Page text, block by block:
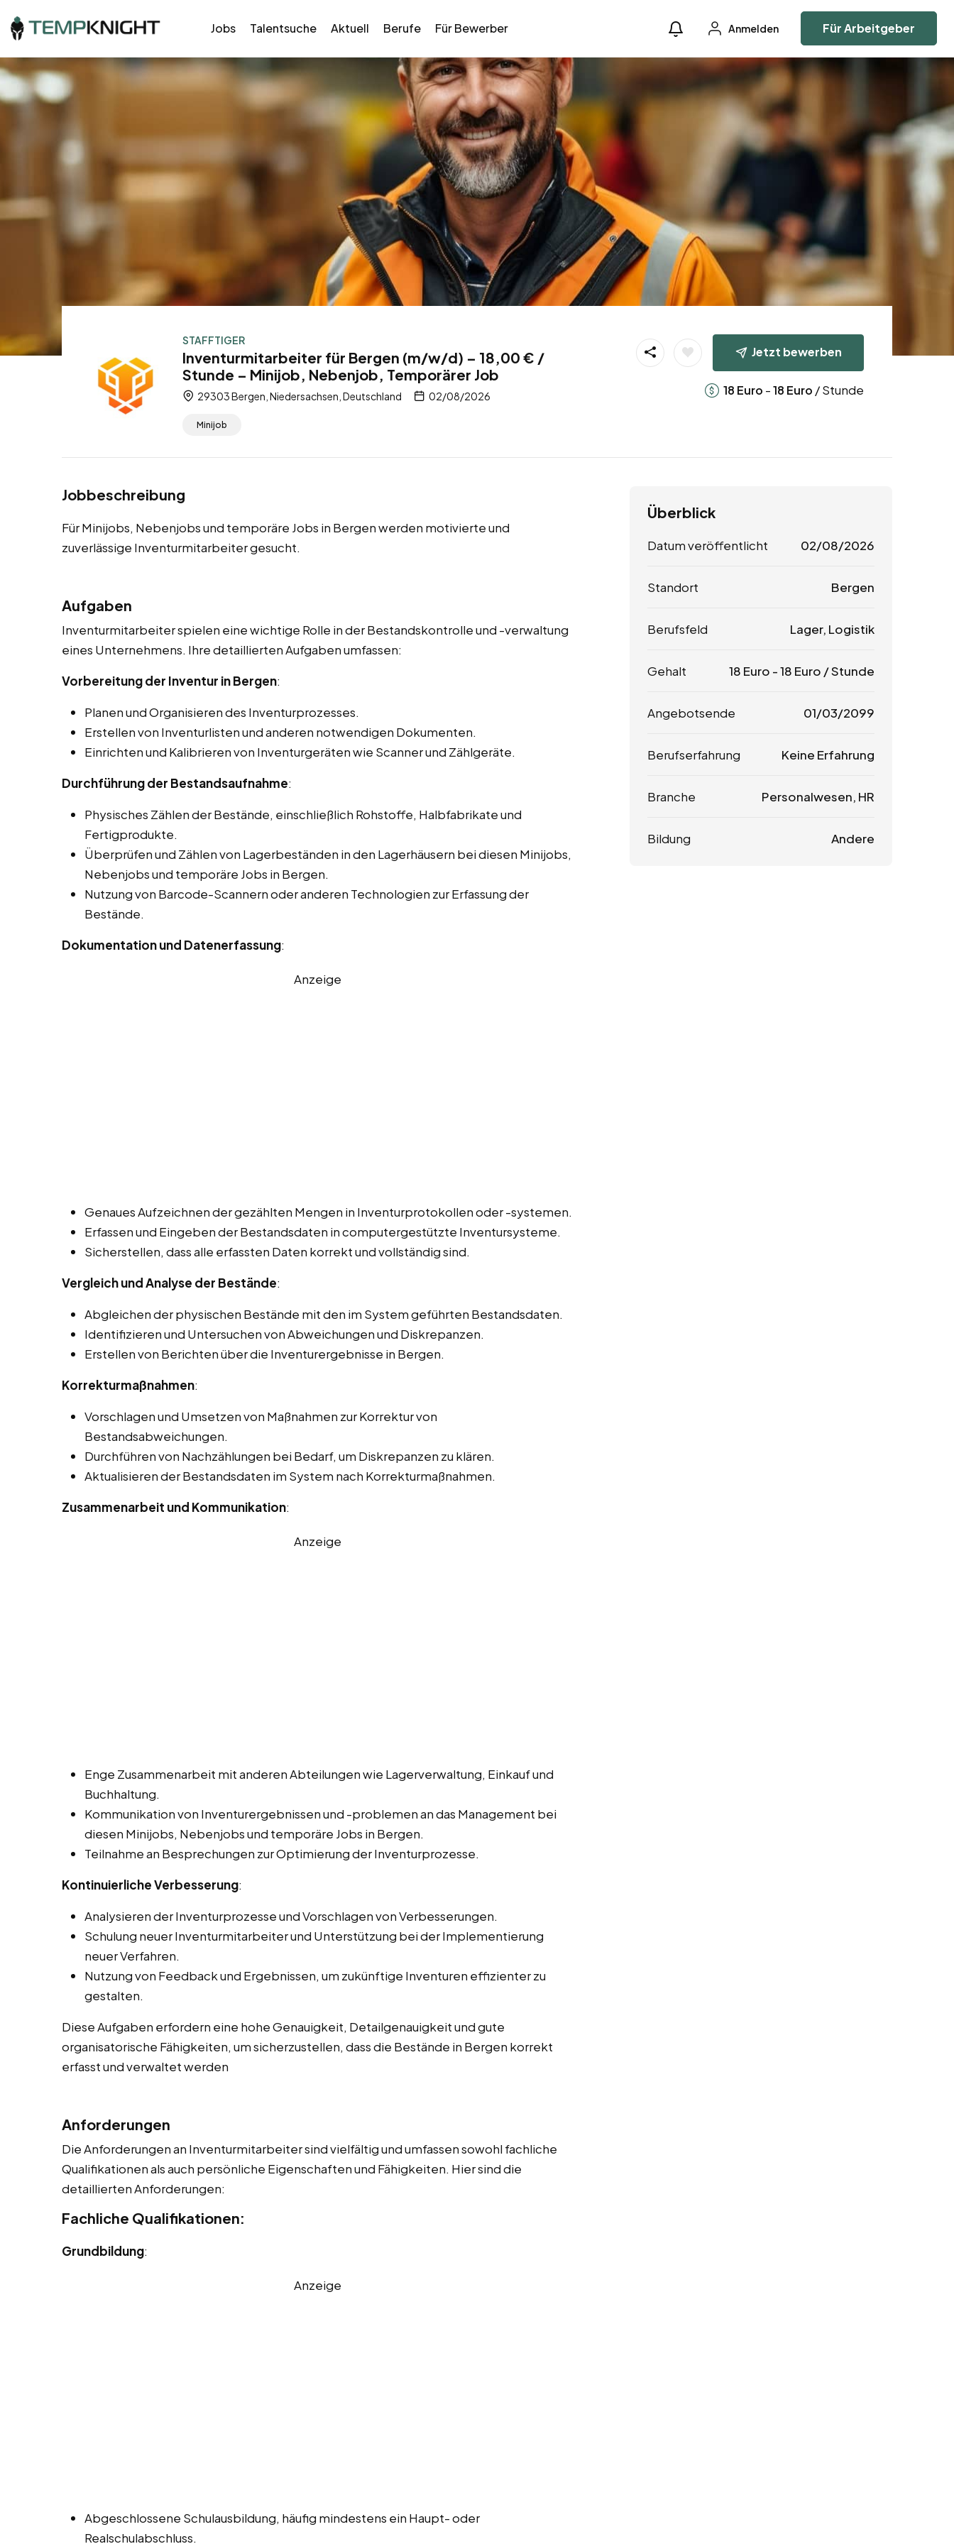
Jobs Talentsuche Aktuell Berufe Für Bewerber Anmelden Für Arbeitgeber
STAFFTIGER
Inventurmitarbeiter für Bergen (m/w/d) – 18,00 € /
Stunde – Minijob, Nebenjob, Temporärer Job
29303 Bergen, Niedersachsen, Deutschland 02/08/2026
Minijob
Jetzt bewerben
18 Euro -18 Euro / Stunde
Jobbeschreibung
Für Minijobs, Nebenjobs und temporäre Jobs in Bergen werden motivierte und
zuverlässige Inventurmitarbeiter gesucht.
Aufgaben
Inventurmitarbeiter spielen eine wichtige Rolle in der Bestandskontrolle und -verwaltung
eines Unternehmens. Ihre detaillierten Aufgaben umfassen:
Vorbereitung der Inventur in Bergen:
Planen und Organisieren des Inventurprozesses.
Erstellen von Inventurlisten und anderen notwendigen Dokumenten.
Einrichten und Kalibrieren von Inventurgeräten wie Scanner und Zählgeräte.
Durchführung der Bestandsaufnahme:
Physisches Zählen der Bestände, einschließlich Rohstoffe, Halbfabrikate und
Fertigprodukte.
Überprüfen und Zählen von Lagerbeständen in den Lagerhäusern bei diesen Minijobs,
Nebenjobs und temporäre Jobs in Bergen.
Nutzung von Barcode-Scannern oder anderen Technologien zur Erfassung der
Bestände.
Dokumentation und Datenerfassung:
Anzeige
Genaues Aufzeichnen der gezählten Mengen in Inventurprotokollen oder -systemen.
Erfassen und Eingeben der Bestandsdaten in computergestützte Inventursysteme.
Sicherstellen, dass alle erfassten Daten korrekt und vollständig sind.
Vergleich und Analyse der Bestände:
Abgleichen der physischen Bestände mit den im System geführten Bestandsdaten.
Identifizieren und Untersuchen von Abweichungen und Diskrepanzen.
Erstellen von Berichten über die Inventurergebnisse in Bergen.
Korrekturmaßnahmen:
Vorschlagen und Umsetzen von Maßnahmen zur Korrektur von
Bestandsabweichungen.
Durchführen von Nachzählungen bei Bedarf, um Diskrepanzen zu klären.
Aktualisieren der Bestandsdaten im System nach Korrekturmaßnahmen.
Zusammenarbeit und Kommunikation:
Anzeige
Enge Zusammenarbeit mit anderen Abteilungen wie Lagerverwaltung, Einkauf und
Buchhaltung.
Kommunikation von Inventurergebnissen und -problemen an das Management bei
diesen Minijobs, Nebenjobs und temporäre Jobs in Bergen.
Teilnahme an Besprechungen zur Optimierung der Inventurprozesse.
Kontinuierliche Verbesserung:
Analysieren der Inventurprozesse und Vorschlagen von Verbesserungen.
Schulung neuer Inventurmitarbeiter und Unterstützung bei der Implementierung
neuer Verfahren.
Nutzung von Feedback und Ergebnissen, um zukünftige Inventuren effizienter zu
gestalten.
Diese Aufgaben erfordern eine hohe Genauigkeit, Detailgenauigkeit und gute
organisatorische Fähigkeiten, um sicherzustellen, dass die Bestände in Bergen korrekt
erfasst und verwaltet werden
Anforderungen
Die Anforderungen an Inventurmitarbeiter sind vielfältig und umfassen sowohl fachliche
Qualifikationen als auch persönliche Eigenschaften und Fähigkeiten. Hier sind die
detaillierten Anforderungen:
Fachliche Qualifikationen:
Grundbildung:
Anzeige
Abgeschlossene Schulausbildung, häufig mindestens ein Haupt- oder
Realschulabschluss.
Überblick
Datum veröffentlicht 02/08/2026
Standort Bergen
Berufsfeld Lager, Logistik
Gehalt 18 Euro -18 Euro / Stunde
Angebotsende 01/03/2099
Berufserfahrung Keine Erfahrung
Branche Personalwesen, HR
Bildung Andere